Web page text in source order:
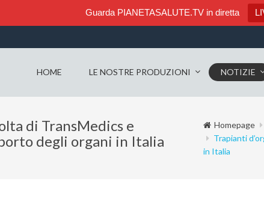
Guarda PIANETASALUTE.TV in diretta
HOME LE NOSTRE PRODUZIONI NOTIZIE
di TransMedics e
degli organi in Italia
Homepage
Trapianti
in Italia